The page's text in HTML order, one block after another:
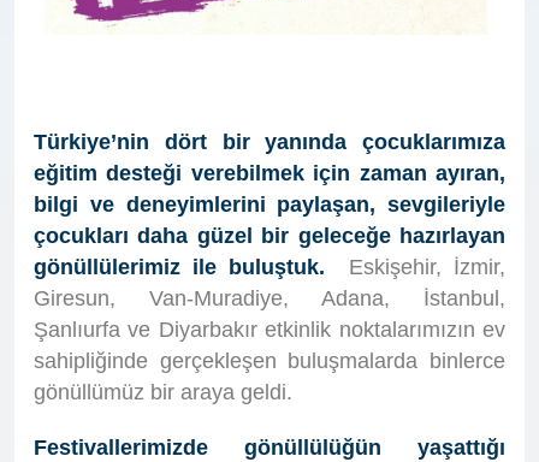
Türkiye’nin dört bir yanında çocuklarımıza
eğitim desteği verebilmek için zaman ayıran,
bilgi ve deneyimlerini paylaşan, sevgileriyle
çocukları daha güzel bir geleceğe hazırlayan
gönüllülerimiz ile buluştuk. Eskişehir, İzmir,
Giresun, Van-Muradiye, Adana, İstanbul,
Şanlıurfa ve Diyarbakır etkinlik noktalarımızın ev
sahipliğinde gerçekleşen buluşmalarda binlerce
gönüllümüz bir araya geldi.
Festivallerimizde gönüllülüğün yaşattığı